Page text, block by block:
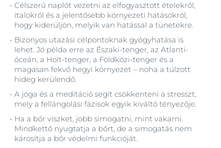
Célszerű naplót vezetni az elfogyasztott ételekről,
italokról és a jelentősebb környezeti hatásokról,
hogy kiderüljön, melyik van hatással a tünetekre.
Bizonyos utazási célpontoknak gyógyhatása is
lehet. Jó példa erre az Északi-tenger, az Atlanti-
óceán, a Holt-tenger, a Földközi-tenger és a
magasan fekvő hegyi környezet – noha a túlzott
hideg kerülendő.
A jóga és a meditáció segít csökkenteni a stresszt,
mely a fellángolási fázisok egyik kiváltó tényezője.
Ha a bőr viszket, jobb simogatni, mint vakarni.
Mindkettő nyugtatja a bőrt, de a simogatás nem
károsítja a bőr védelmi funkcióját.